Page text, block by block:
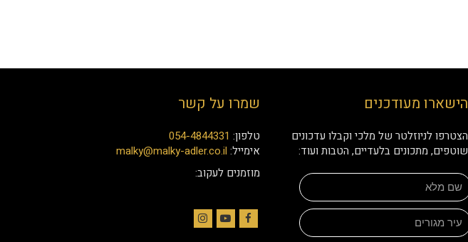
הישארו מעודכנים
הצטרפו לניוזלטר של מלכי וקבלו עדכונים
שוטפים, מתכונים בלעדיים, הטבות ועוד:
שמרו על קשר
טלפון: 054-4844331
אימייל: malky@malky-adler.co.il
מוזמנים לעקוב: